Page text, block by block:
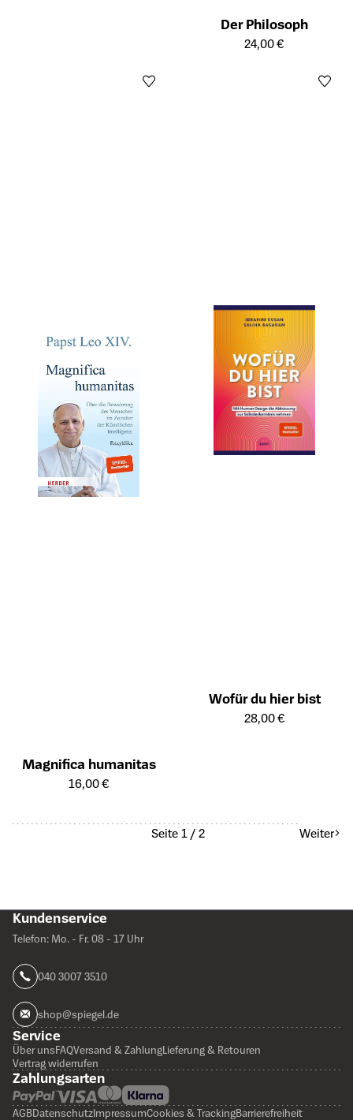
Der Philosoph
Öffnet die Detailseite des
24,00 €
Magnifica humanitas
Öffnet die Detailseite des Produkts
16,00 €
Wofür du hier bist
Öffnet die Detailseite des
28,00 €
Seite 1 / 2 Weiter
Kundenservice
Telefon: Mo. - Fr. 08 - 17 Uhr
040 3007 3510
shop@spiegel.de
Service
Über unsFAQVersand & ZahlungLieferung & Retouren
Vertrag widerrufen
Zahlungsarten
AGBDatenschutzImpressumCookies & TrackingBarrierefreiheit